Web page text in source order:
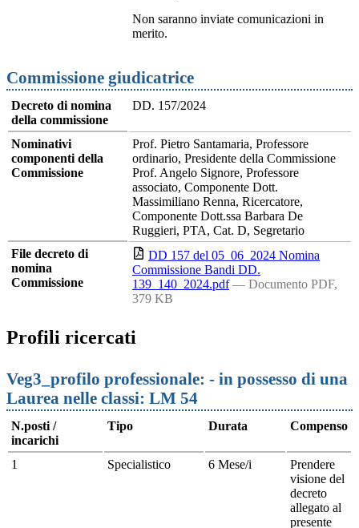
Non saranno inviate comunicazioni in
merito.
Commissione giudicatrice
Decreto di nomina
della commissione
DD. 157/2024
Nominativi
componenti della
Commissione
Prof. Pietro Santamaria, Professore
ordinario, Presidente della Commissione
Prof. Angelo Signore, Professore
associato, Componente Dott.
Massimiliano Renna, Ricercatore,
Componente Dott.ssa Barbara De
Ruggieri, PTA, Cat. D, Segretario
File decreto di
nomina
Commissione
DD 157 del 05_06_2024 Nomina
Commissione Bandi DD.
139_140_2024.pdf — Documento PDF,
379 KB
Profili ricercati
Veg3_profilo professionale: - in possesso di una
Laurea nelle classi: LM 54
N.posti /
incarichi
Tipo Durata Compenso
1 Specialistico 6 Mese/i
Prendere
visione del
decreto
allegato al
presente